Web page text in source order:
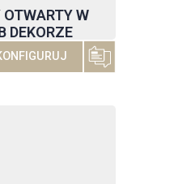
OTWARTY W
DEKORZE